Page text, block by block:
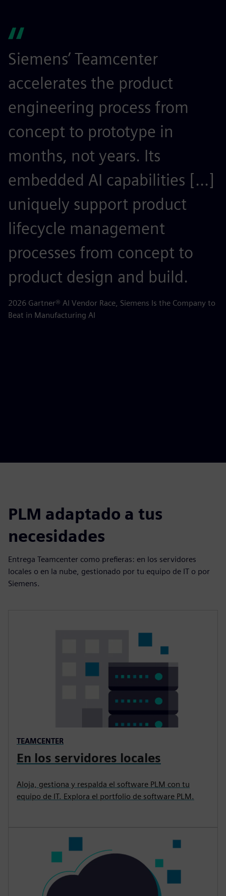
Siemens’ Teamcenter
accelerates the product
engineering process from
concept to prototype in
months, not years. Its
embedded AI capabilities [...]
uniquely support product
lifecycle management
processes from concept to
product design and build.
2026 Gartner® AI Vendor Race, Siemens Is the Company to
Beat in Manufacturing AI
PLM adaptado a tus
necesidades
Entrega Teamcenter como prefieras: en los servidores
locales o en la nube, gestionado por tu equipo de IT o por
Siemens.
TEAMCENTER
En los servidores locales
Aloja, gestiona y respalda el software PLM con tu
equipo de IT. Explora el portfolio de software PLM.